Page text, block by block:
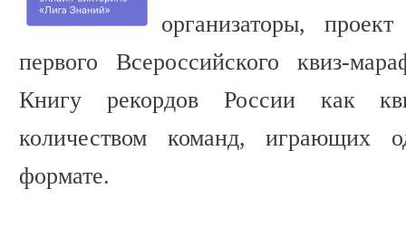
организаторы,
первого Всероссийского квиз-
Книгу рекордов России как
количеством команд, играющих
формате.